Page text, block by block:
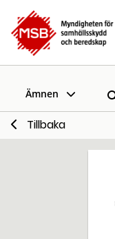
Ämnen
Tillbaka